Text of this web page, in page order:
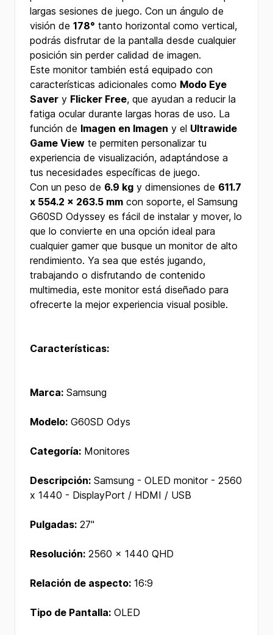
largas sesiones de juego. Con un ángulo de
visión de 178° tanto horizontal como vertical,
podrás disfrutar de la pantalla desde cualquier
posición sin perder calidad de imagen.
Este monitor también está equipado con
características adicionales como Modo Eye
Saver y Flicker Free, que ayudan a reducir la
fatiga ocular durante largas horas de uso. La
función de Imagen en Imagen y el Ultrawide
Game View te permiten personalizar tu
experiencia de visualización, adaptándose a
tus necesidades específicas de juego.
Con un peso de 6.9 kg y dimensiones de 611.7
x 554.2 x 263.5 mm con soporte, el Samsung
G60SD Odyssey es fácil de instalar y mover, lo
que lo convierte en una opción ideal para
cualquier gamer que busque un monitor de alto
rendimiento. Ya sea que estés jugando,
trabajando o disfrutando de contenido
multimedia, este monitor está diseñado para
ofrecerte la mejor experiencia visual posible.
Características:
Marca: Samsung
Modelo: G60SD Odys
Categoría: Monitores
Descripción: Samsung - OLED monitor - 2560
x 1440 - DisplayPort / HDMI / USB
Pulgadas: 27"
Resolución: 2560 x 1440 QHD
Relación de aspecto: 16:9
Tipo de Pantalla: OLED